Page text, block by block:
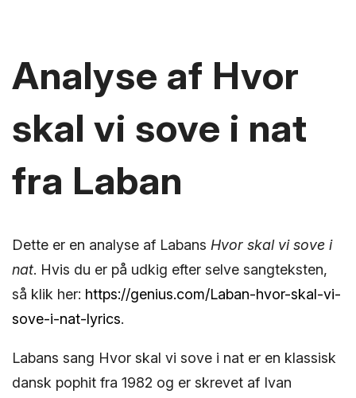
Analyse af Hvor
skal vi sove i nat
fra Laban
Dette er en analyse af Labans Hvor skal vi sove i
nat. Hvis du er på udkig efter selve sangteksten,
så klik her: https://genius.com/Laban-hvor-skal-vi-
sove-i-nat-lyrics.
Labans sang Hvor skal vi sove i nat er en klassisk
dansk pophit fra 1982 og er skrevet af Ivan